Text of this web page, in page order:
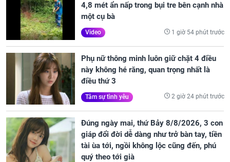
4,8 mét ẩn nấp trong bụi tre bên cạnh nhà
một cụ bà
Video 1 giờ 54 phút trước
Phụ nữ thông minh luôn giữ chặt 4 điều
này không hé răng, quan trọng nhất là
điều thứ 3
Tâm sự tình yêu 2 giờ 24 phút trước
Đúng ngày mai, thứ Bảy 8/8/2026, 3 con
giáp đổi đời dễ dàng như trở bàn tay, tiền
tài ùa tới, ngồi không lộc cũng đến, phú
quý theo tới già